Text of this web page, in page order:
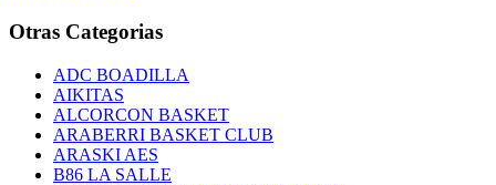
Otras Categorias
ADC BOADILLA
AIKITAS
ALCORCON BASKET
ARABERRI BASKET CLUB
ARASKI AES
B86 LA SALLE